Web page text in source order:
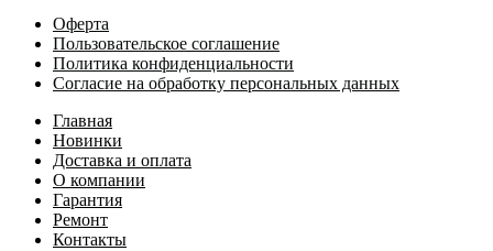
Оферта
Пользовательское соглашение
Политика конфиденциальности
Согласие на обработку персональных данных
Главная
Новинки
Доставка и оплата
О компании
Гарантия
Ремонт
Контакты